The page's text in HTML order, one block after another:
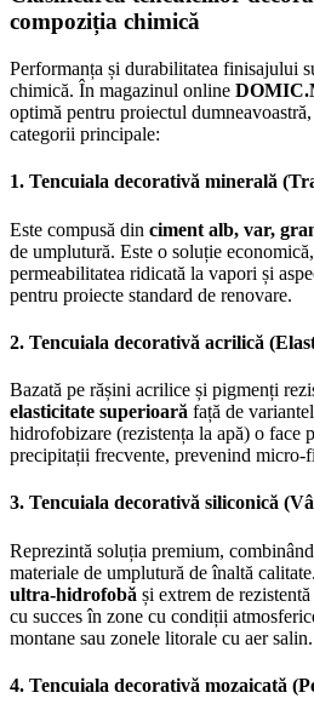
compoziția chimică
Performanța și durabilitatea finisajului
chimică. În magazinul online
optimă pentru proiectul
categorii principale:
1. Tencuiala decorativă minerală
Este compusă din ciment alb, var,
de umplutură. Este o soluție
permeabilitatea ridicată la vapori și
pentru proiecte standard de renovare.
2. Tencuiala decorativă acrilică
Bazată pe rășini acrilice și pigmenți
elasticitate superioară față de
hidrofobizare (rezistența la apă) o face
precipitații frecvente, prevenind micro-
3. Tencuiala decorativă siliconică
Reprezintă soluția premium,
materiale de umplutură de înaltă
ultra-hidrofobă și extrem de
cu succes în zone cu condiții
montane sau zonele litorale cu aer salin.
4. Tencuiala decorativă mozaicată